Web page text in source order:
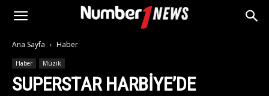
Ana Sayfa Haber
Haber Müzik
SUPERSTAR HARBIYE’DE